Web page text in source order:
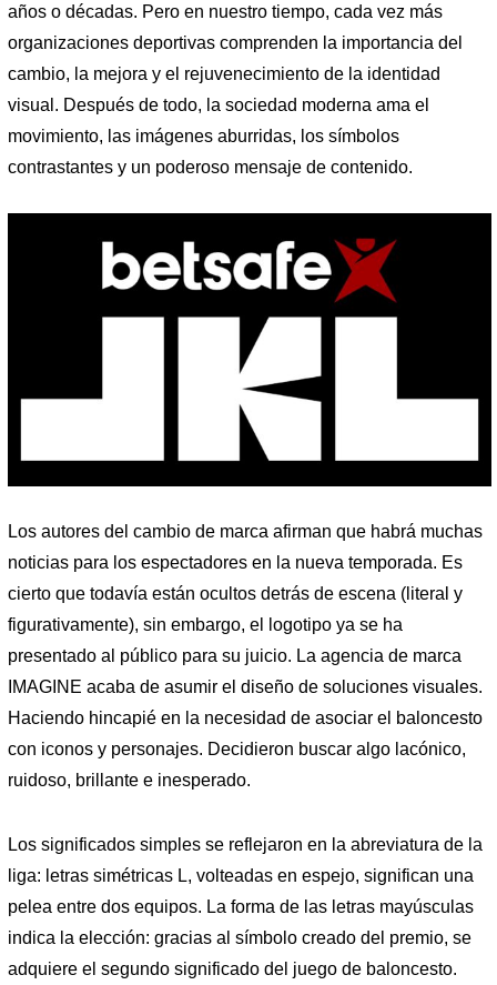
años o décadas. Pero en nuestro tiempo, cada vez más
organizaciones deportivas comprenden la importancia del
cambio, la mejora y el rejuvenecimiento de la identidad
visual. Después de todo, la sociedad moderna ama el
movimiento, las imágenes aburridas, los símbolos
contrastantes y un poderoso mensaje de contenido.
Los autores del cambio de marca afirman que habrá muchas
noticias para los espectadores en la nueva temporada. Es
cierto que todavía están ocultos detrás de escena (literal y
figurativamente), sin embargo, el logotipo ya se ha
presentado al público para su juicio. La agencia de marca
IMAGINE acaba de asumir el diseño de soluciones visuales.
Haciendo hincapié en la necesidad de asociar el baloncesto
con iconos y personajes. Decidieron buscar algo lacónico,
ruidoso, brillante e inesperado.
Los significados simples se reflejaron en la abreviatura de la
liga: letras simétricas L, volteadas en espejo, significan una
pelea entre dos equipos. La forma de las letras mayúsculas
indica la elección: gracias al símbolo creado del premio, se
adquiere el segundo significado del juego de baloncesto.